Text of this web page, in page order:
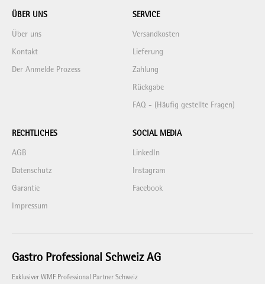
ÜBER UNS
Über uns
Kontakt
Der Anmelde Prozess
SERVICE
Versandkosten
Lieferung
Zahlung
Rückgabe
FAQ - (Häufig gestellte Fragen)
RECHTLICHES
AGB
Datenschutz
Garantie
Impressum
SOCIAL MEDIA
LinkedIn
Instagram
Facebook
Gastro Professional Schweiz AG
Exklusiver WMF Professional Partner Schweiz